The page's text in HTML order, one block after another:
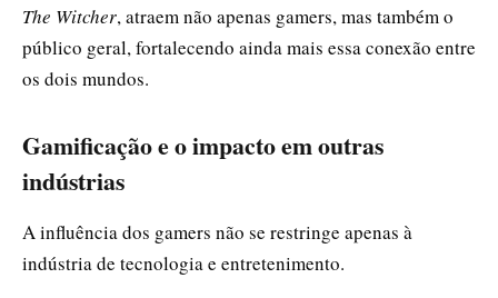
The Witcher, atraem não apenas gamers, mas também o
público geral, fortalecendo ainda mais essa conexão entre
os dois mundos.
Gamificação e o impacto em outras
indústrias
A influência dos gamers não se restringe apenas à
indústria de tecnologia e entretenimento.